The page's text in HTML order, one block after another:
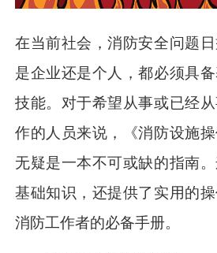
在当前社会，消防安全问题
是企业还是个人，都必须具
技能。对于希望从事或已经
作的人员来说，《消防设施操
无疑是一本不可或缺的指南
基础知识，还提供了实用的
消防工作者的必备手册。